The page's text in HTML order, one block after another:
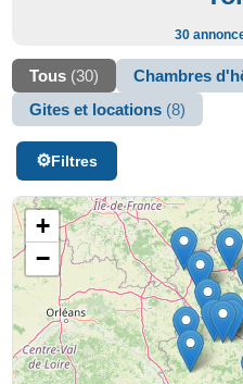
30
Tous (30) Chambres
Gites et locations (8)
Filtres
+
−